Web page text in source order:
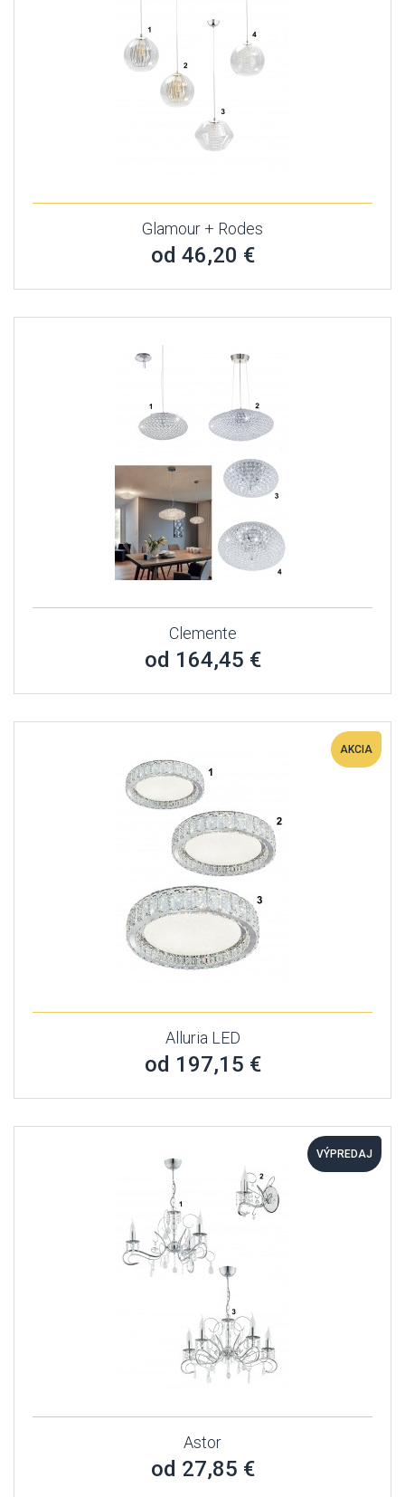
Glamour + Rodes
od 46,20 €
Clemente
od 164,45 €
AKCIA
Alluria LED
od 197,15 €
VÝPREDAJ
Astor
od 27,85 €